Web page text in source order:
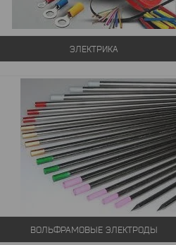
ЭЛЕКТРИКА
ВОЛЬФРАМОВЫЕ ЭЛЕКТРОДЫ